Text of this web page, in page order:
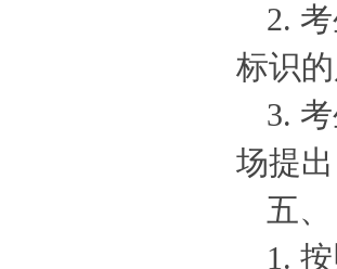
2.
标识
3.
场提
五
1.